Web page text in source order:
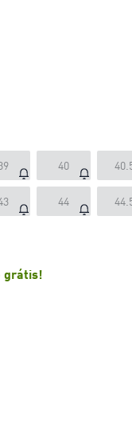
40
44
grátis!